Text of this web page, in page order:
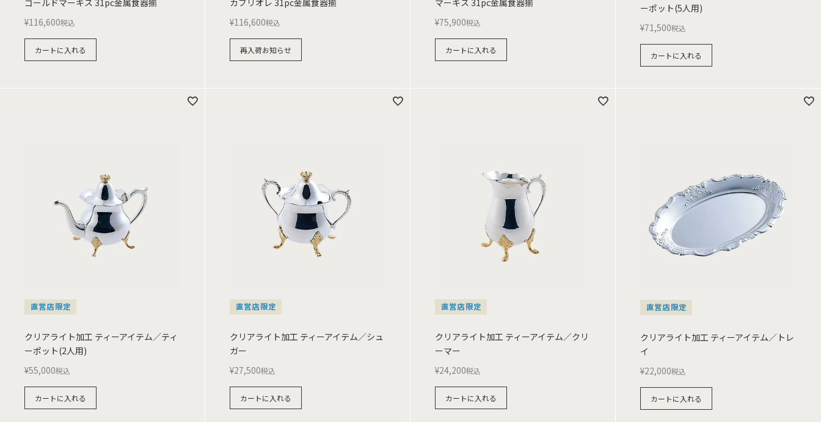
ゴールドマーキス 31pc金属食器揃
¥116,600税込
カートに入れる
カブリオレ 31pc金属食器揃
¥116,600税込
再入荷お知らせ
マーキス 31pc金属食器揃
¥75,900税込
カートに入れる
ーポット(5人用)
¥71,500税込
カートに入れる
直営店限定
クリアライト加工 ティーアイテム／ティ
ーポット(2人用)
¥55,000税込
カートに入れる
直営店限定
クリアライト加工 ティーアイテム／シュ
ガー
¥27,500税込
カートに入れる
直営店限定
クリアライト加工 ティーアイテム／クリ
ーマー
¥24,200税込
カートに入れる
直営店限定
クリアライト加工 ティーアイテム／トレ
イ
¥22,000税込
カートに入れる